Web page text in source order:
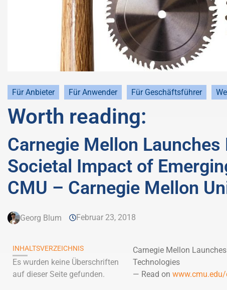
Für Anbieter Für Anwender Für Geschäftsführer
Worth reading:
Carnegie Mellon
Societal Impact of
CMU – Carnegie Mellon
Georg Blum Februar 23, 2018
INHALTSVERZEICHNIS
Es wurden keine Überschriften
auf dieser Seite gefunden.
Carnegie Mellon
Technologies
— Read on